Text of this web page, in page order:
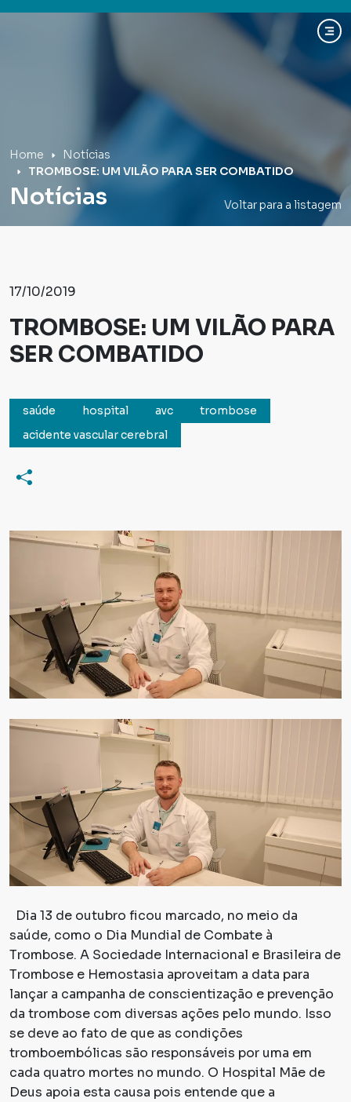
Home
Notícias
TROMBOSE: UM VILÃO PARA SER COMBATIDO
Notícias Voltar para a listagem
17/10/2019
TROMBOSE: UM VILÃO PARA
SER COMBATIDO
saúde hospital avc
trombose
acidente vascular cerebral
Dia 13 de outubro ficou marcado, no meio da
saúde, como o Dia Mundial de Combate à
Trombose. A Sociedade Internacional e Brasileira de
Trombose e Hemostasia aproveitam a data para
lançar a campanha de conscientização e prevenção
da trombose com diversas ações pelo mundo. Isso
se deve ao fato de que as condições
tromboembólicas são responsáveis por uma em
cada quatro mortes no mundo. O Hospital Mãe de
Deus apoia esta causa pois entende que a